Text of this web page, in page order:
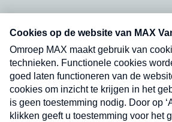
nieuwsbrief. Elke vrijdag- en
uw mailbox.